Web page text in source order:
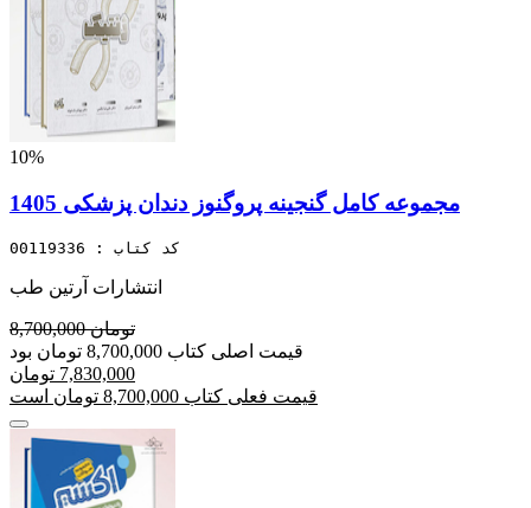
10%
مجموعه کامل گنجینه پروگنوز دندان پزشکی 1405
کد کتاب : 00119336
انتشارات آرتین طب
8,700,000 تومان
قیمت اصلی کتاب 8,700,000 تومان بود
7,830,000 تومان
قیمت فعلی کتاب 8,700,000 تومان است